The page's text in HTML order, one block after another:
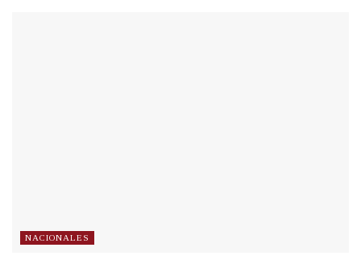
NACIONALES